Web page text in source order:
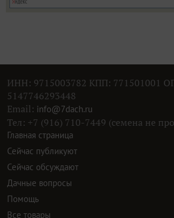
ИНН: 9715003782 КПП: 771501001
5147746293448
Email: info@7dach.ru
Тел: +7 (916) 710-7449 (семена не
Главная страница
Сейчас публикуют
Сейчас обсуждают
Дачные вопросы
Помощь
Все товары